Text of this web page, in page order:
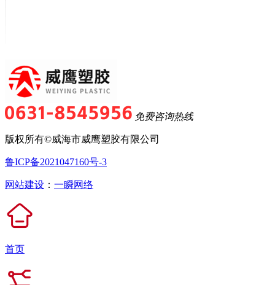
免费咨询热线
版权所有©威海市威鹰塑胶有限公司
鲁ICP备2021047160号-3
网站建设 ： 一瞬网络
首页